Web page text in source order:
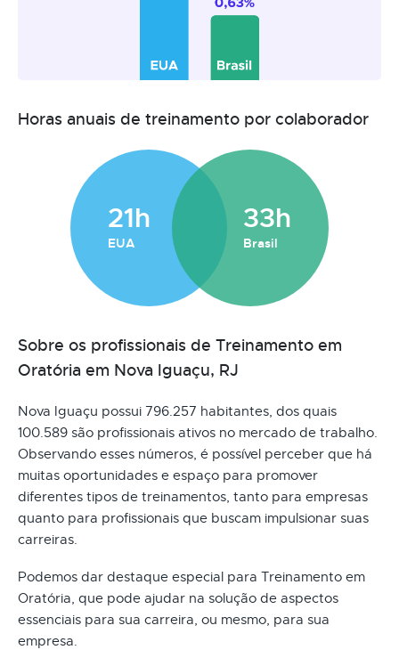
Horas anuais de treinamento por colaborador
21h
EUA
33h
Brasil
Sobre os profissionais de Treinamento em
Oratória em Nova Iguaçu, RJ
Nova Iguaçu possui 796.257 habitantes, dos quais
100.589 são profissionais ativos no mercado de trabalho.
Observando esses números, é possível perceber que há
muitas oportunidades e espaço para promover
diferentes tipos de treinamentos, tanto para empresas
quanto para profissionais que buscam impulsionar suas
carreiras.
Podemos dar destaque especial para Treinamento em
Oratória, que pode ajudar na solução de aspectos
essenciais para sua carreira, ou mesmo, para sua
empresa.